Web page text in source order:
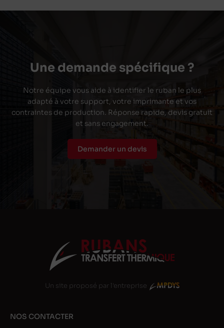
Une demande spécifique ?
Notre équipe vous aide à identifier le ruban le plus
adapté à votre support, votre imprimante et vos
contraintes de production. Réponse rapide, devis gratuit
et sans engagement.
Demander un devis
Un site proposé par l'entreprise
NOS CONTACTER